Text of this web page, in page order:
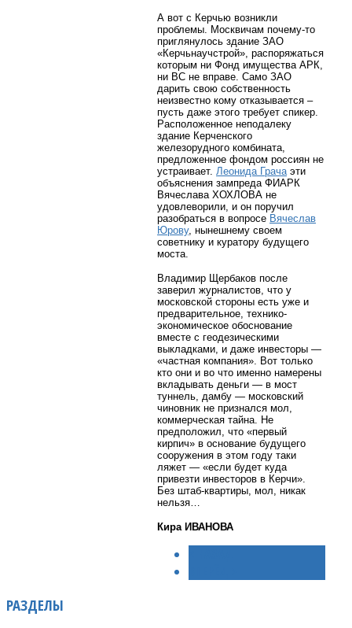
А вот с Керчью возникли
проблемы. Москвичам почему-то
приглянулось здание ЗАО
«Керчьнаучстрой», распоряжаться
которым ни Фонд имущества АРК,
ни ВС не вправе. Само ЗАО
дарить свою собственность
неизвестно кому отказывается –
пусть даже этого требует спикер.
Расположенное неподалеку
здание Керченского
железорудного комбината,
предложенное фондом россиян не
устраивает. Леонида Грача эти
объяснения зампреда ФИАРК
Вячеслава ХОХЛОВА не
удовлеворили, и он поручил
разобраться в вопросе Вячеслав
Юрову, нынешнему своем
советнику и куратору будущего
моста.
Владимир Щербаков после
заверил журналистов, что у
московской стороны есть уже и
предварительное, технико-
экономическое обоснование
вместе с геодезическими
выкладками, и даже инвесторы —
«частная компания». Вот только
кто они и во что именно намерены
вкладывать деньги — в мост
туннель, дамбу — московский
чиновник не признался мол,
коммерческая тайна. Не
предположил, что «первый
кирпич» в основание будущего
сооружения в этом году таки
ляжет — «если будет куда
привезти инвесторов в Керчи».
Без штаб-квартиры, мол, никак
нельзя…
Кира ИВАНОВА
РАЗДЕЛЫ